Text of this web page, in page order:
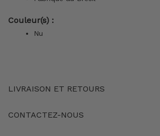
Couleur(s) :
Nu
LIVRAISON ET RETOURS
CONTACTEZ-NOUS